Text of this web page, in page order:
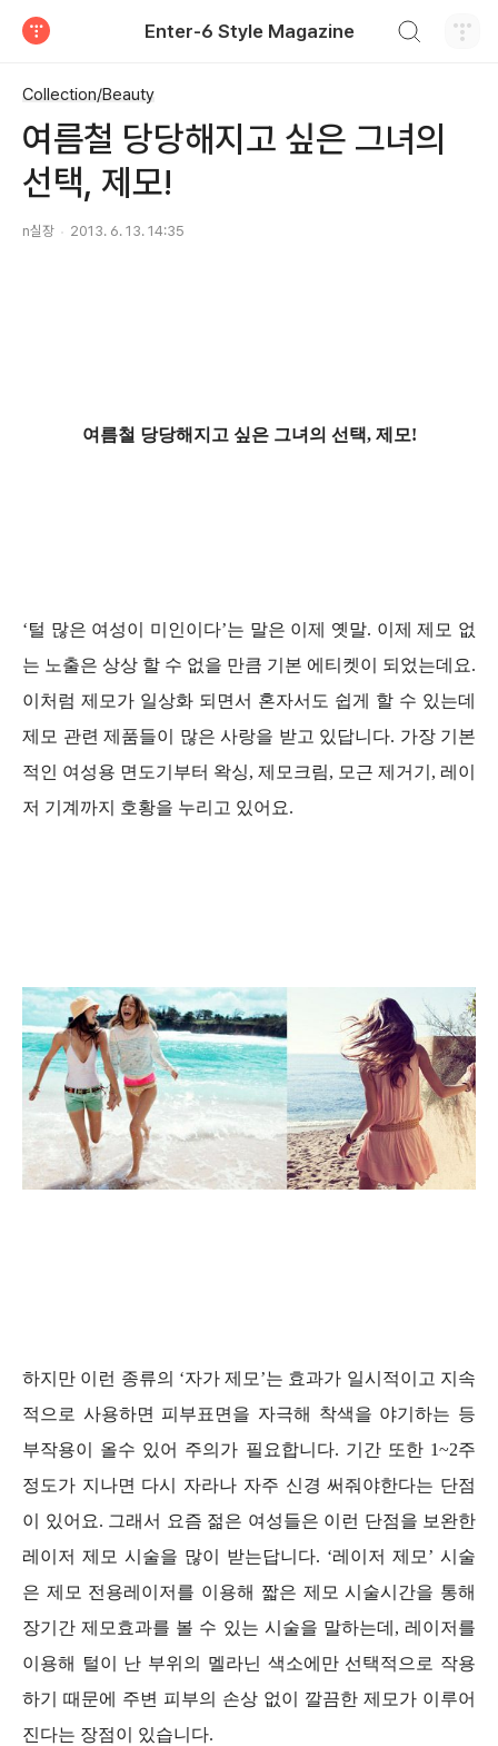
Enter-6 Style Magazine
Collection/Beauty
여름철 당당해지고 싶은 그녀의
선택, 제모!
n실장 2013. 6. 13. 14:35
여름철 당당해지고 싶은 그녀의 선택, 제모!
‘털 많은 여성이 미인이다’는 말은 이제 옛말. 이제 제모 없
는 노출은 상상 할 수 없을 만큼 기본 에티켓이 되었는데요.
이처럼 제모가 일상화 되면서 혼자서도 쉽게 할 수 있는데
제모 관련 제품들이 많은 사랑을 받고 있답니다. 가장 기본
적인 여성용 면도기부터 왁싱, 제모크림, 모근 제거기, 레이
저 기계까지 호황을 누리고 있어요.
하지만 이런 종류의 ‘자가 제모’는 효과가 일시적이고 지속
적으로 사용하면 피부표면을 자극해 착색을 야기하는 등
부작용이 올수 있어 주의가 필요합니다. 기간 또한 1~2주
정도가 지나면 다시 자라나 자주 신경 써줘야한다는 단점
이 있어요. 그래서 요즘 젊은 여성들은 이런 단점을 보완한
레이저 제모 시술을 많이 받는답니다. ‘레이저 제모’ 시술
은 제모 전용레이저를 이용해 짧은 제모 시술시간을 통해
장기간 제모효과를 볼 수 있는 시술을 말하는데, 레이저를
이용해 털이 난 부위의 멜라닌 색소에만 선택적으로 작용
하기 때문에 주변 피부의 손상 없이 깔끔한 제모가 이루어
진다는 장점이 있습니다.